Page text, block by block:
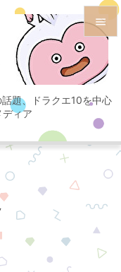
題、ドラクエ10を中心
ィア

メニュ

サイド

次へ
検索